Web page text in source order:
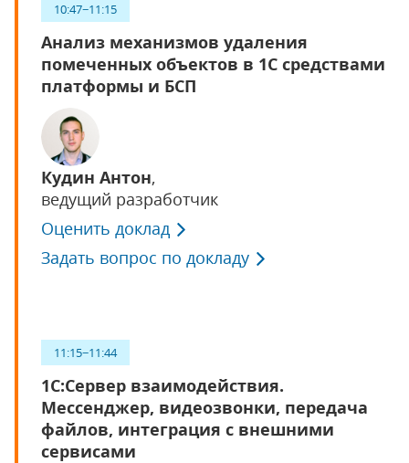
10:47−11:15
Анализ механизмов удаления
помеченных объектов в 1С средствами
платформы и БСП
Кудин Антон,
ведущий разработчик
Оценить доклад
Задать вопрос по докладу
11:15−11:44
1С:Сервер взаимодействия.
Мессенджер, видеозвонки, передача
файлов, интеграция с внешними
сервисами